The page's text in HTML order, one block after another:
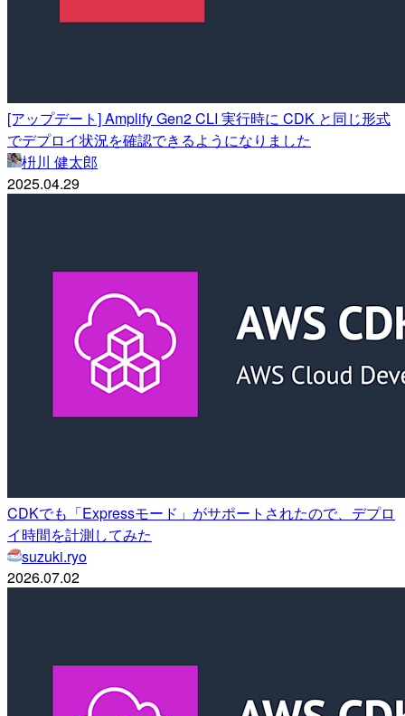
[アップデート] Amplify Gen2 CLI 実行時に CDK と同じ形式
でデプロイ状況を確認できるようになりました
枡川 健太郎
2025.04.29
CDKでも「Expressモード」がサポートされたので、デプロ
イ時間を計測してみた
suzuki.ryo
2026.07.02